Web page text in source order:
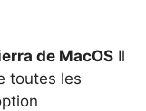
de MacOS Il
toutes les